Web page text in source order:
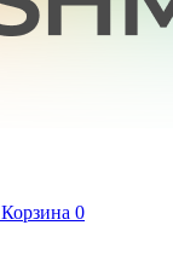
Корзина 0